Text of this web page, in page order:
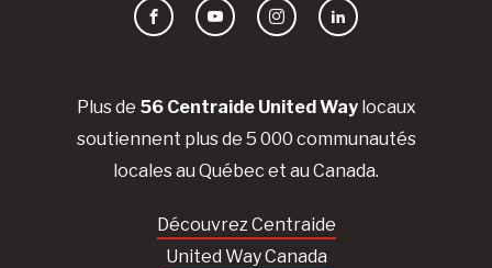
Plus de 56 Centraide United Waylocaux
soutiennent plus de 5 000 communautés
locales au Québec et au Canada.
Découvrez Centraide
United Way Canada
FacebookYouTubeInstagramLinkedIn